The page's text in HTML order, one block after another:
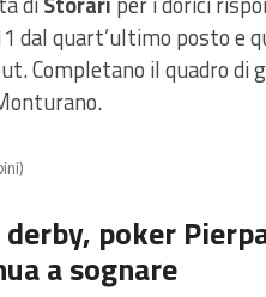
dal quart’ultimo posto e
Completano il quadro di
poker
a sognare